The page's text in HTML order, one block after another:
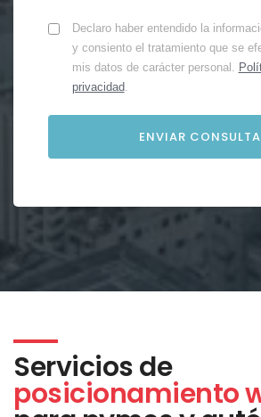
Declaro haber entendido la
y consiento el tratamiento que se
mis datos de carácter personal.
privacidad.
Servicios de
posicionamiento